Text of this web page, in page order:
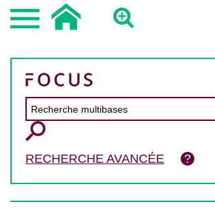
RECHERCHE AVANCÉE